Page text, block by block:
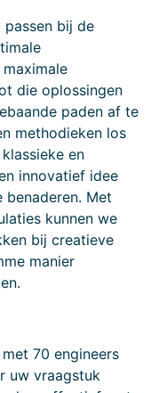
bij de
die oplossingen
paden af te
methodieken los
en
innovatief idee
Met
kunnen we
bij creatieve
manier
70 engineers
uw vraagstuk